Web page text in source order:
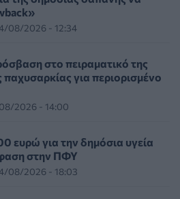
πίεση στο Νοσοκομείο
οκτώ βιασμοί γυναικών
Καστοριά κατά της διασποράς
- 16:16
που εξασφαλίζουν 13
άνοια
08/2026 - 12:34
στο πειραματικό της
για περιορισμένο
2026 - 14:00
ευρώ για την δημόσια υγεία
στην ΠΦΥ
08/2026 - 18:03